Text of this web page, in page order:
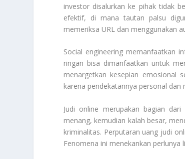
investor disalurkan ke pihak tidak
efektif, di mana tautan palsu
memeriksa URL dan menggunakan
Social engineering memanfaatkan
ringan bisa dimanfaatkan untuk
menargetkan kesepian emosional
karena pendekatannya personal
Judi online merupakan bagian
menang, kemudian kalah besar,
kriminalitas. Perputaran uang judi
Fenomena ini menekankan